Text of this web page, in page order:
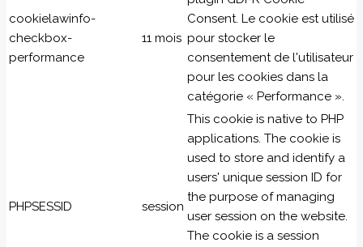
cookielawinfo-
checkbox-
performance
11 mois
Consent. Le cookie est utilisé
pour stocker le
consentement de l'utilisateur
pour les cookies dans la
catégorie « Performance ».
PHPSESSID session
This cookie is native to PHP
applications. The cookie is
used to store and identify a
users' unique session ID for
the purpose of managing
user session on the website.
The cookie is a session